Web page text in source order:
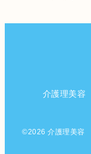
介護理美
©2026介護理美容